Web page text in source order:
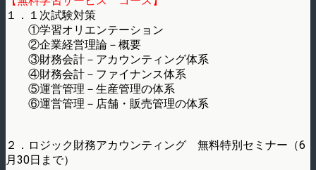
１．１次試験対策
①学習オリエンテーション
②企業経営理論－概要
③財務会計－アカウンティング体系
④財務会計－ファイナンス体系
⑤運営管理－生産管理の体系
⑥運営管理－店舗・販売管理の体系
２．ロジック財務アカウンティング 無料特別セミナー（6
月30日まで）